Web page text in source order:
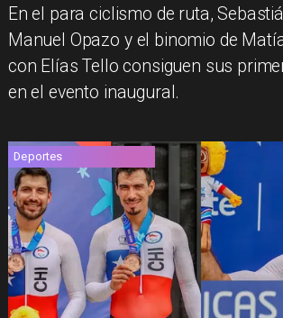
En el para ciclismo de ruta,
Manuel Opazo y el binomio de
con Elías Tello consiguen sus
en el evento inaugural.
Deportes